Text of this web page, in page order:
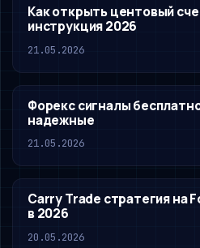
Как открыть центовый
инструкция 2026
21.05.2026
Форекс сигналы
надежные
21.05.2026
Carry Trade стратегия на
в 2026
20.05.2026